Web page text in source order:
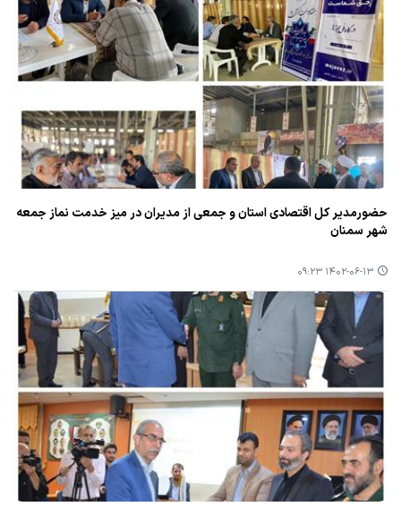
حضورمدیر كل اقتصادی استان و جمعی از مدیران در میز خدمت نماز جمعه
شهر سمنان
۱۴۰۲-۰۶-۱۳ ۰۹:۲۳